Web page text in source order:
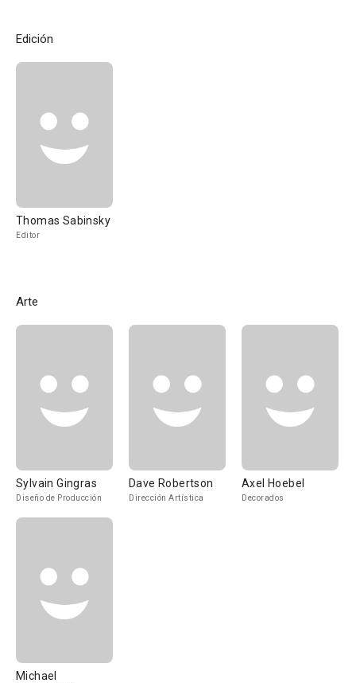
Edición
Thomas Sabinsky
Editor
Arte
Sylvain Gingras
Diseño de Producción
Dave Robertson
Dirección Artística
Axel Hoebel
Decorados
Michael